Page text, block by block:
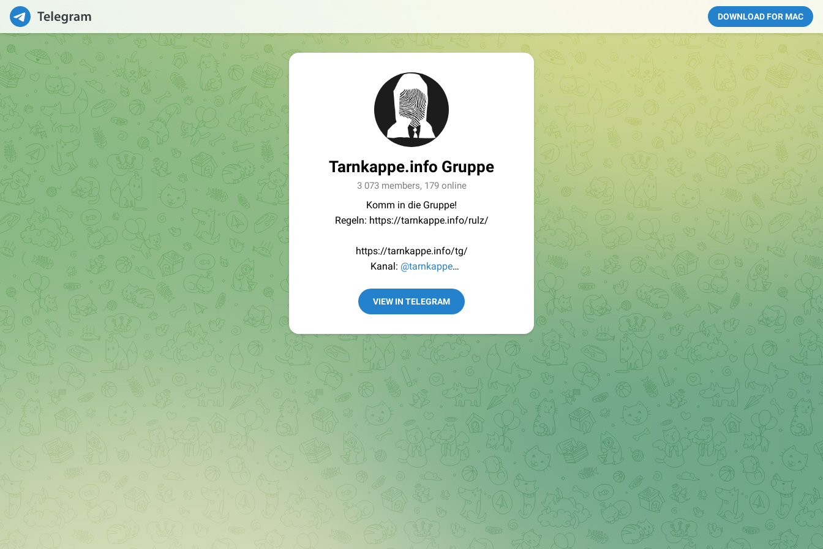
DOWNLOAD FOR MAC
Tarnkappe.info Gruppe
3 073 members, 179 online
Komm in die Gruppe!
Regeln: https://tarnkappe.info/rulz/
https://tarnkappe.info/tg/
Kanal: @tarnkappe
Best of:@bestoftarnkappe
VIEW IN TELEGRAM